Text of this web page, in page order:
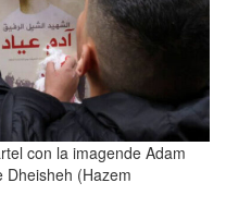
con la imagende Adam
Dheisheh (Hazem